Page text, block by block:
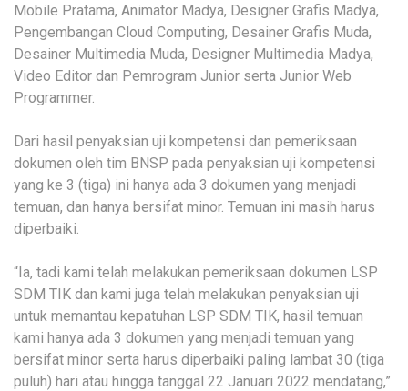
Mobile Pratama, Animator Madya, Designer Grafis Madya,
Pengembangan Cloud Computing, Desainer Grafis Muda,
Desainer Multimedia Muda, Designer Multimedia Madya,
Video Editor dan Pemrogram Junior serta Junior Web
Programmer.
Dari hasil penyaksian uji kompetensi dan pemeriksaan
dokumen oleh tim BNSP pada penyaksian uji kompetensi
yang ke 3 (tiga) ini hanya ada 3 dokumen yang menjadi
temuan, dan hanya bersifat minor. Temuan ini masih harus
diperbaiki.
“Ia, tadi kami telah melakukan pemeriksaan dokumen LSP
SDM TIK dan kami juga telah melakukan penyaksian uji
untuk memantau kepatuhan LSP SDM TIK, hasil temuan
kami hanya ada 3 dokumen yang menjadi temuan yang
bersifat minor serta harus diperbaiki paling lambat 30 (tiga
puluh) hari atau hingga tanggal 22 Januari 2022 mendatang,”